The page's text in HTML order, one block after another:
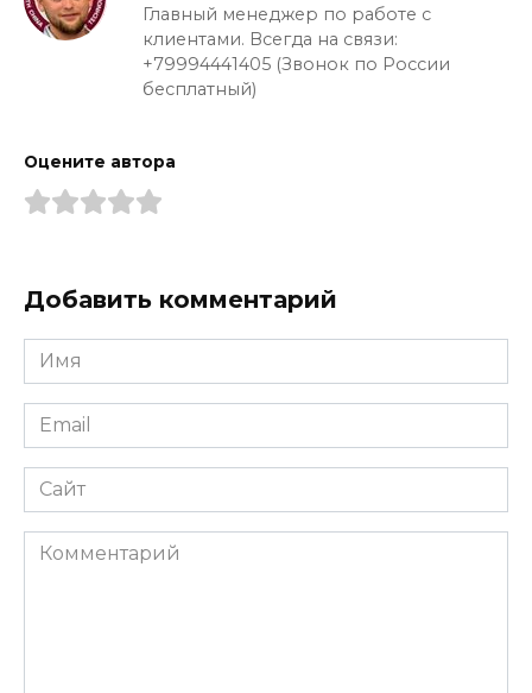
Главный менеджер по работе с
клиентами. Всегда на связи:
+79994441405 (Звонок по России
бесплатный)
Оцените автора
Добавить комментарий
Имя
*
Email
*
Сайт
Комментарий